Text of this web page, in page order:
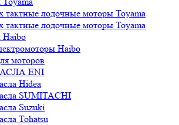
тактные лодочные моторы Toyama
тактные лодочные моторы Toyama
Haibo
моторов
ENI
Hidea
SUMITACHI
Suzuki
Tohatsu